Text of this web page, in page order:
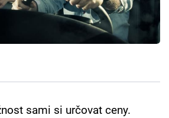
sami si určovat ceny.